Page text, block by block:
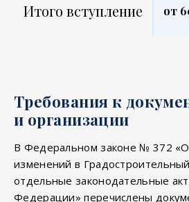
Итого вступление от
Требования к
и организации
В Федеральном законе № 372
изменений в
отдельные законодательные
Федерации» перечислены